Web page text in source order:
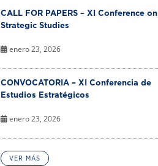
CALL FOR PAPERS – XI Conference on
Strategic Studies
enero 23, 2026
CONVOCATORIA – XI Conferencia de
Estudios Estratégicos
enero 23, 2026
VER MÁS